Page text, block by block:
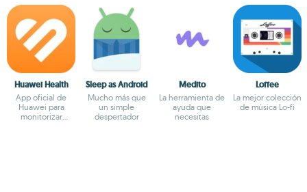
Huawei Health
App oficial de
Huawei para
monitorizar
Sleep as Android
Mucho más que
un simple
despertador
Medito
La herramienta de
ayuda que
necesitas
Loffee
La mejor colección
de música Lo-fi